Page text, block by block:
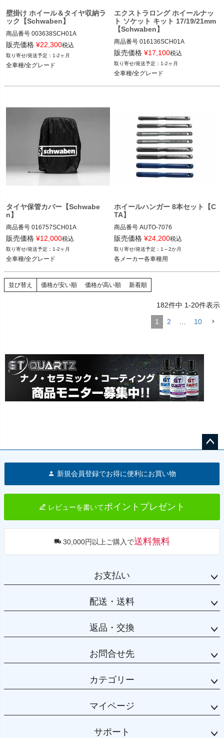
壁掛け ホイール＆タイヤ収納ラ
ック【Schwaben】
商品番号 003638SCH01A
003638SCH01A
全車種/全グレード
販売価格 ¥22,300税込
1-2ヶ月
全車種/全グレード
エクストラロング ホイールナッ
ト ソケット キット 17/19/21mm
【Schwaben】
商品番号 016136SCH01A
016136SCH01A
全車種/全グレード
販売価格 ¥17,100税込
1-2ヶ月
全車種/全グレード
タイヤ保管カバー【Schwabe
n】
商品番号 016757SCH01A
016757SCH01A
全車種/全グレード
販売価格 ¥12,000税込
1-2ヶ月
全車種/全グレード
ホイールハンガー 8本セット【C
TA】
商品番号 AUTO-7076
7076
各メーカー各車種用
販売価格 ¥24,200税込
1～2か月
各メーカー各車種用
並び替え 価格が安い順 価格が高い順 新着順
182件中 1-20件表示
1 2 10
へ
新規会員登録でお得に便利にお買い物
レビューを書いてポイントプレゼント
30,000円以上ご購入で送料無料
お支払い
配送・送料
返品・交換
お問合せ先
カテゴリー
マイページ
サポート